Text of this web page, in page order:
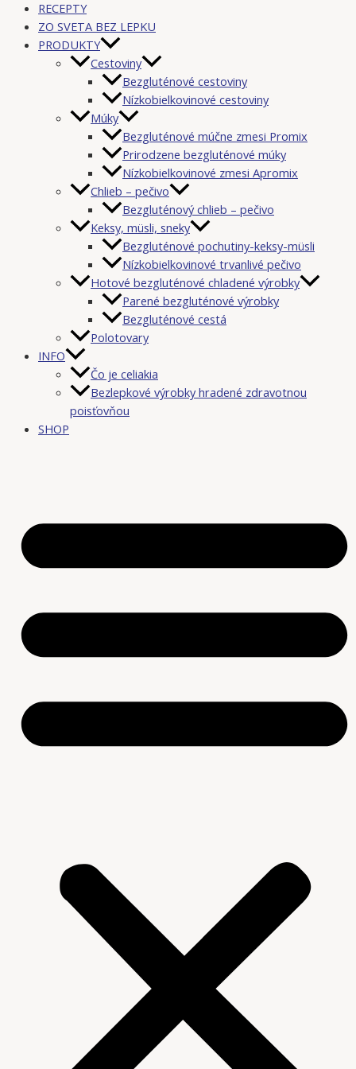
RECEPTY
ZO SVETA BEZ LEPKU
PRODUKTY
Cestoviny
Bezgluténové cestoviny
Nízkobielkovinové cestoviny
Múky
Bezgluténové múčne zmesi Promix
Prirodzene bezgluténové múky
Nízkobielkovinové zmesi Apromix
Chlieb – pečivo
Bezgluténový chlieb – pečivo
Keksy, müsli, sneky
Bezgluténové pochutiny-keksy-müsli
Nízkobielkovinové trvanlivé pečivo
Hotové bezgluténové chladené výrobky
Parené bezgluténové výrobky
Bezgluténové cestá
Polotovary
INFO
Čo je celiakia
Bezlepkové výrobky hradené zdravotnou
poisťovňou
SHOP